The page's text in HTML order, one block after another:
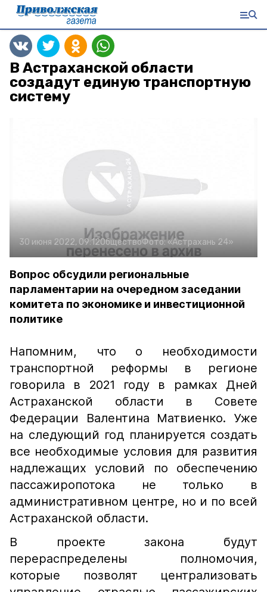
В Астраханской области
создадут единую транспортную
систему
30 июня 2022, 09:12ОбществоФото:«Астрахань 24»
Вопрос обсудили региональные
парламентарии на очередном заседании
комитета по экономике и инвестиционной
политике
Напомним, что о необходимости
транспортной реформы в регионе
говорила в 2021 году в рамках Дней
Астраханской области в Совете
Федерации Валентина Матвиенко. Уже
на следующий год планируется создать
все необходимые условия для развития
надлежащих условий по обеспечению
пассажиропотока не только в
административном центре, но и по всей
Астраханской области.
В проекте закона будут
перераспределены полномочия,
которые позволят централизовать